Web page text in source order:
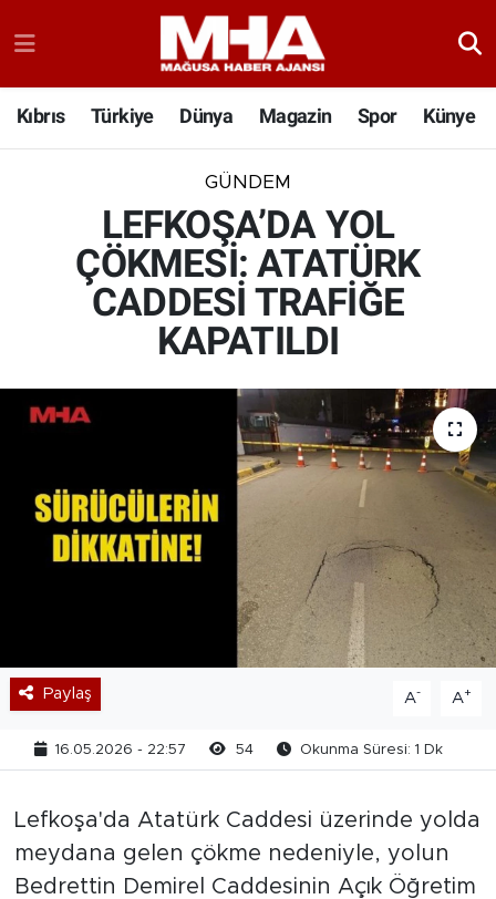
Kıbrıs Türkiye Dünya Magazin Spor Künye
GÜNDEM
LEFKOŞA’DA YOL
ÇÖKMESİ: ATATÜRK
CADDESİ TRAFİĞE
KAPATILDI
Paylaş A- A+
16.05.2026 - 22:57 54 Okunma Süresi: 1 Dk
Lefkoşa'da Atatürk Caddesi üzerinde yolda
meydana gelen çökme nedeniyle, yolun
Bedrettin Demirel Caddesinin Açık Öğretim